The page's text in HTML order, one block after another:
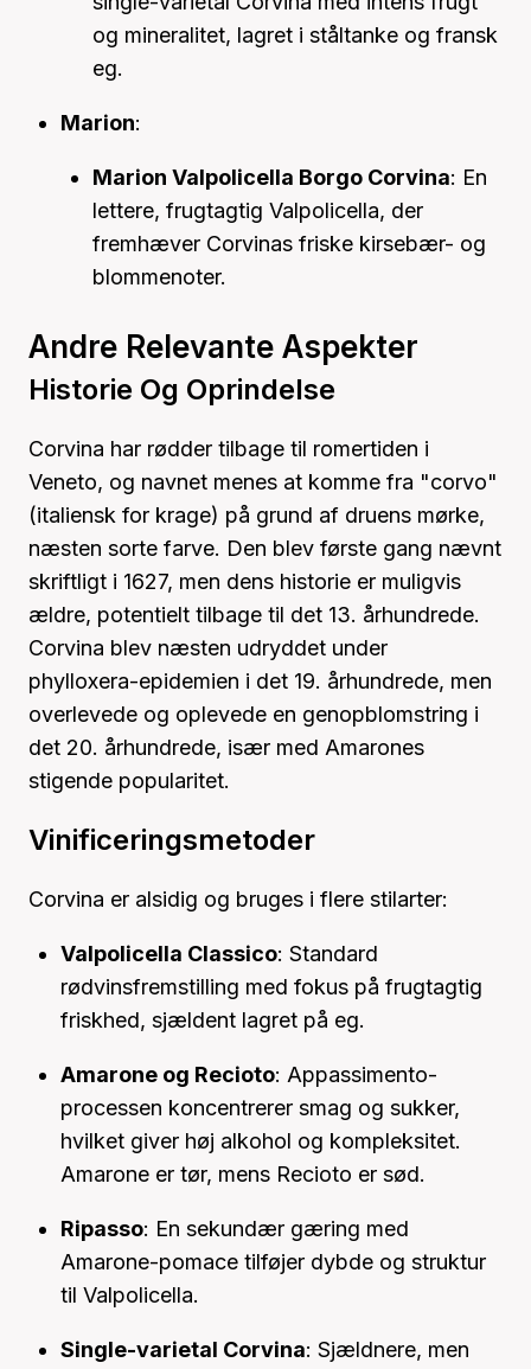
og mineralitet, lagret i ståltanke og fransk
eg.
Marion:
Marion Valpolicella Borgo Corvina: En
lettere, frugtagtig Valpolicella, der
fremhæver Corvinas friske kirsebær- og
blommenoter.
Andre Relevante Aspekter
Historie Og Oprindelse
Corvina har rødder tilbage til romertiden i
Veneto, og navnet menes at komme fra "corvo"
(italiensk for krage) på grund af druens mørke,
næsten sorte farve. Den blev første gang nævnt
skriftligt i 1627, men dens historie er muligvis
ældre, potentielt tilbage til det 13. århundrede.
Corvina blev næsten udryddet under
phylloxera-epidemien i det 19. århundrede, men
overlevede og oplevede en genopblomstring i
det 20. århundrede, især med Amarones
stigende popularitet.
Vinificeringsmetoder
Corvina er alsidig og bruges i flere stilarter:
Valpolicella Classico: Standard
rødvinsfremstilling med fokus på frugtagtig
friskhed, sjældent lagret på eg.
Amarone og Recioto: Appassimento-
processen koncentrerer smag og sukker,
hvilket giver høj alkohol og kompleksitet.
Amarone er tør, mens Recioto er sød.
Ripasso: En sekundær gæring med
Amarone-pomace tilføjer dybde og struktur
til Valpolicella.
Single-varietal Corvina: Sjældnere, men